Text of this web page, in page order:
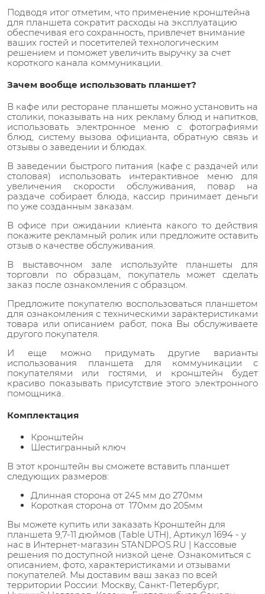
Подводя итог отметим, что применение кронштейна
для планшета сократит расходы на эксплуатацию
обеспечивая его сохранность, привлечет внимание
ваших гостей и посетителей технологическим
решением и поможет увеличить выручку за счет
короткого канала коммуникации.
Зачем вообще использовать планшет?
В кафе или ресторане планшеты можно установить на
столики, показывать на них рекламу блюд и напитков,
использовать электронное меню с фотографиями
блюд, систему вызова официанта, обратную связь и
отзывы о заведении и блюдах.
В заведении быстрого питания (кафе с раздачей или
столовая) использовать интерактивное меню для
увеличения скорости обслуживания, повар на
раздаче собирает блюда, кассир принимает деньги
по уже созданным заказам.
В офисе при ожидании клиента какого то действия
покажите рекламный ролик или предложите оставить
отзыв о качестве обслуживания.
В выставочном зале используйте планшеты для
торговли по образцам, покупатель может сделать
заказ после ознакомления с образцом.
Предложите покупателю воспользоваться планшетом
для ознакомления с техническими зарактеристиками
товара или описанием работ, пока Вы обслуживаете
другого покупателя.
И еще можно придумать другие варианты
использования планшета для коммуникации с
покупателями или гостями, и кронштейн будет
красиво показывать присутствие этого электронного
помощника.
Комплектация
Кронштейн
Шестигранный ключ
В этот кронштейн вы сможете вставить планшет
следующих размеров:
Длинная сторона от 245 мм до 270мм
Короткая сторона от 170мм до 205мм
Вы можете купить или заказать Кронштейн для
планшета 9,7-11 дюймов (Table UTH), Артикул 1694 - у
нас в Интернет-магазин STANDPOS.RU | Кассовые
решения по доступной низкой цене. Ознакомиться с
описанием, фото, характеристиками и отзывами
покупателей. Мы доставим ваш заказ по всей
территории России: Москву, Санкт-Петербург,